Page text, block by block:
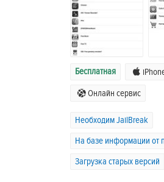
Бесплатная
Онлайн сервис
Необходим JailBreak
На базе информации от
Загрузка старых версий